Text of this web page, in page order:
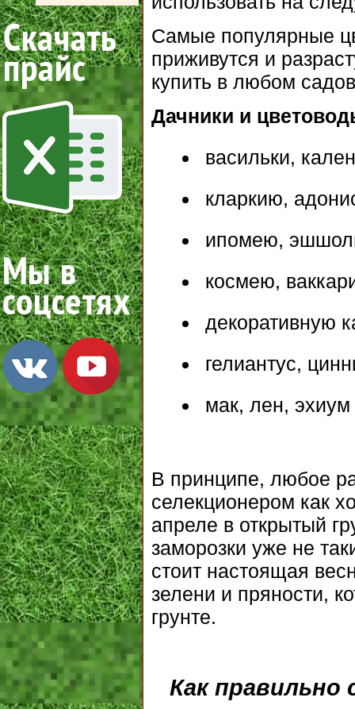
Самые популярные
приживутся и
купить в любом
Дачники и
васильки,
кларкию,
ипомею,
космею,
декоративную
гелиантус,
мак, лен, эхиум
В принципе, любое
селекционером как
апреле в открытый
заморозки уже не
стоит настоящая
зелени и пряности,
грунте.
Как